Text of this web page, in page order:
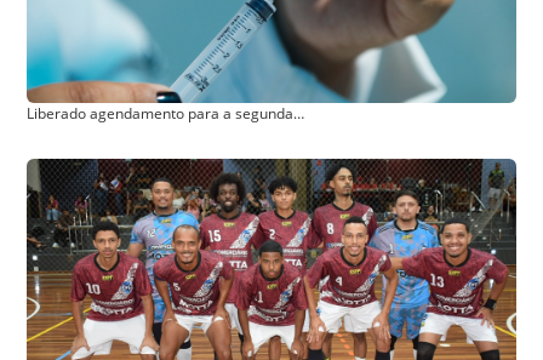
Liberado agendamento para a segunda dose das vacinas da Covid-19 nesta semana